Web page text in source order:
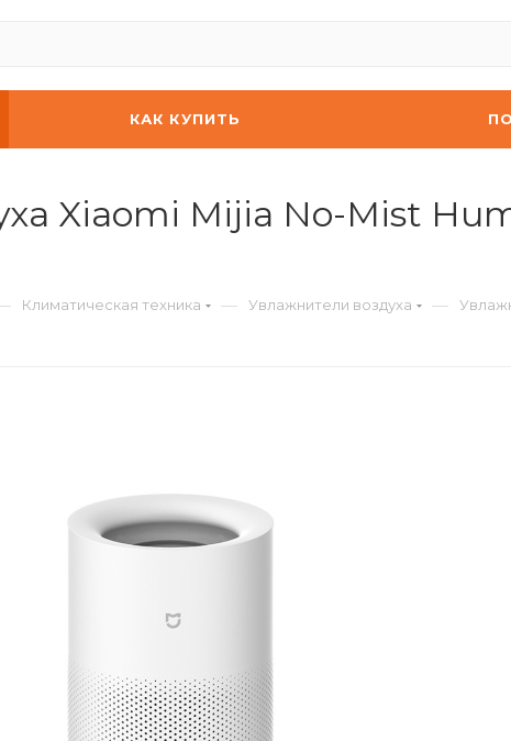
КАК КУПИТЬ
Xiaomi Mijia No-Mist
Климатическая техника — Увлажнители воздуха —